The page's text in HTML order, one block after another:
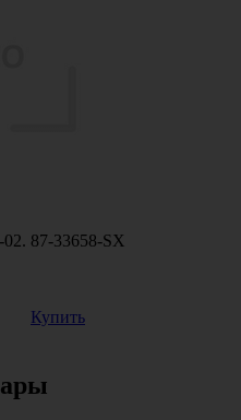
87-33658-SX
Купить